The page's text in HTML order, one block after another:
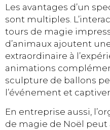
Les avantages d’un
sont multiples.
tours de magie
d’animaux ajoutent
extraordinaire à
animations
sculpture de ballons
l’événement et
En entreprise aussi,
de magie de Noël